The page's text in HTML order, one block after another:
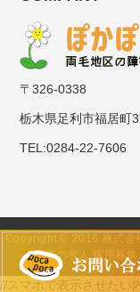
〒326-0338
栃木県足利市福居町
TEL:0284-22-7606
Copyright © 2016 株式会
治療の求人 採用募
//スマホで表示させたい